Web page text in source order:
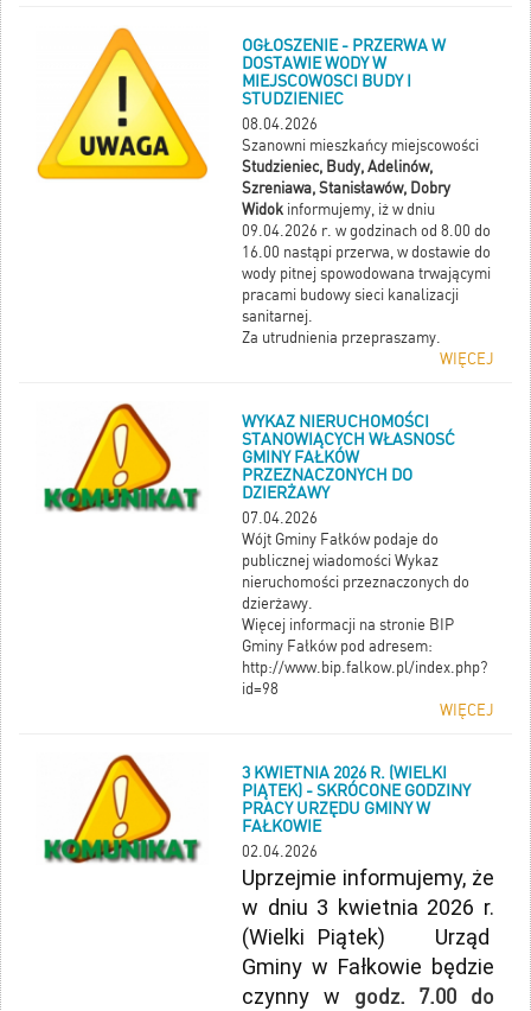
OGŁOSZENIE - PRZERWA W
DOSTAWIE WODY W
MIEJSCOWOSCI BUDY I
STUDZIENIEC
08.04.2026
Szanowni mieszkańcy miejscowości
Studzieniec, Budy, Adelinów,
Szreniawa, Stanisławów, Dobry
Widok informujemy, iż w dniu
09.04.2026 r. w godzinach od 8.00 do
16.00 nastąpi przerwa, w dostawie do
wody pitnej spowodowana trwającymi
pracami budowy sieci kanalizacji
sanitarnej.
Za utrudnienia przepraszamy.
WIĘCEJ
WYKAZ NIERUCHOMOŚCI
STANOWIĄCYCH WŁASNOSĆ
GMINY FAŁKÓW
PRZEZNACZONYCH DO
DZIERŻAWY
07.04.2026
Wójt Gminy Fałków podaje do
publicznej wiadomości Wykaz
nieruchomości przeznaczonych do
dzierżawy.
Więcej informacji na stronie BIP
Gminy Fałków pod adresem:
http://www.bip.falkow.pl/index.php?
id=98
WIĘCEJ
3 KWIETNIA 2026 R. (WIELKI
PIĄTEK) - SKRÓCONE GODZINY
PRACY URZĘDU GMINY W
FAŁKOWIE
02.04.2026
Uprzejmie informujemy, że
w dniu 3 kwietnia 2026 r.
(Wielki Piątek) Urząd
Gminy w Fałkowie będzie
czynny w godz. 7.00 do